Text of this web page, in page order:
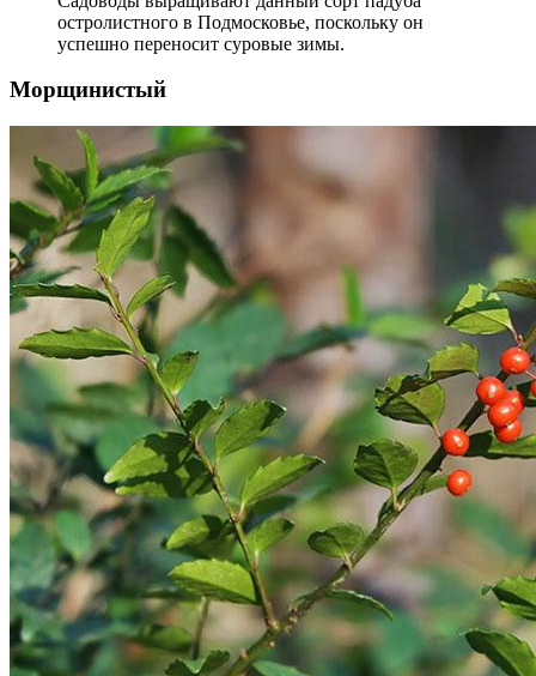
остролистного в Подмосковье, поскольку он
успешно переносит суровые зимы.
Морщинистый